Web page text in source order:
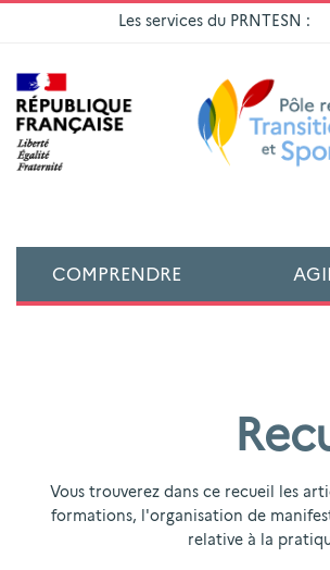
Les services du PRNTESN :
COMPRENDRE
Vous trouverez dans ce recueil les
formations, l'organisation de
relative à la